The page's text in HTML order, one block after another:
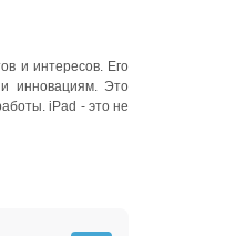
и интересов. Его
инновациям. Это
iPad - это не